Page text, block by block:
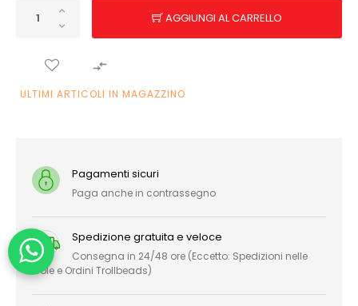
AGGIUNGI AL CARRELLO

ULTIMI ARTICOLI IN MAGAZZINO
Pagamenti sicuri
Paga anche in contrassegno
Spedizione gratuita e veloce
Consegna in 24/48 ore (Eccetto: Spedizioni nelle
Isole e Ordini Trollbeads)